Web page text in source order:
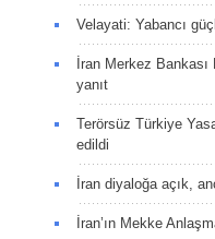
Velayati: Yabancı
İran Merkez Bankası
yanıt
Terörsüz Türkiye
edildi
İran diyaloğa açık,
İran’ın Mekke